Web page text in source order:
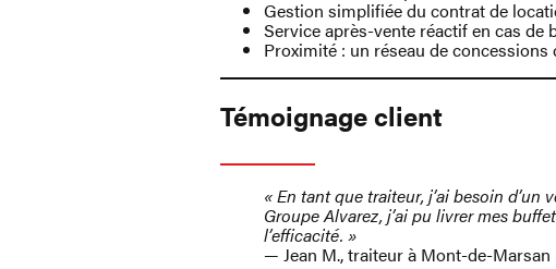
Gestion simplifiée du contrat de
Service après-vente réactif en cas de
Proximité : un réseau de
Témoignage client
« En tant que traiteur, j’ai besoin
Groupe Alvarez, j’ai pu livrer mes
l’efficacité. »
— Jean M., traiteur à Mont-de-Marsan